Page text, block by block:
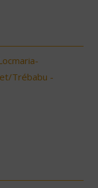
Trébabu -